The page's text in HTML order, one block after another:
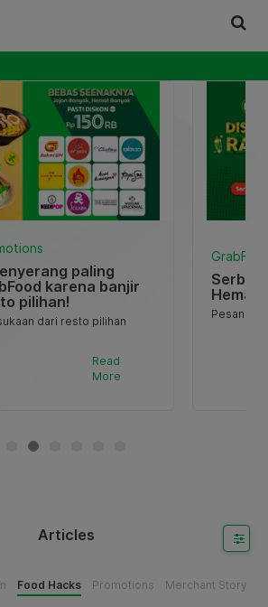
paling
karena banjir
pilihan!
dari resto pilihan
Read
More
Serbu
Hemat
Pesan
Articles
Food Hacks Promotions Merchant Story